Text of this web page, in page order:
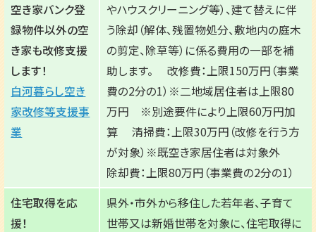
空き家バンク登
録物件以外の空
き家も改修支援
します！
白河暮らし空き
家改修等支援事
業
やハウスクリーニング等）、建て替えに伴
う除却（解体、残置物処分、敷地内の庭木
の剪定、除草等）に係る費用の一部を補
助します。 改修費：上限150万円（事業
費の2分の1）※二地域居住者は上限80
万円 ※別途要件により上限60万円加
算 清掃費：上限30万円（改修を行う方
が対象）※既空き家居住者は対象外
除却費：上限80万円（事業費の2分の1）
住宅取得を応
援！
県外・市外から移住した若年者、子育て
世帯又は新婚世帯を対象に、住宅取得に